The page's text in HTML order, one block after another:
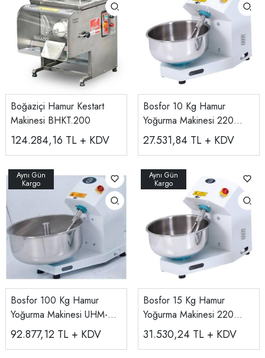
Boğaziçi Hamur Kestart
Makinesi BHKT.200
124.284,16 TL + KDV
Bosfor 10 Kg Hamur
Yoğurma Makinesi 220
V/380 V UHM-10
27.531,84 TL + KDV
Bosfor 100 Kg Hamur
Yoğurma Makinesi UHM-
100
92.877,12 TL + KDV
Bosfor 15 Kg Hamur
Yoğurma Makinesi 220
V/380 V UHM-15
31.530,24 TL + KDV